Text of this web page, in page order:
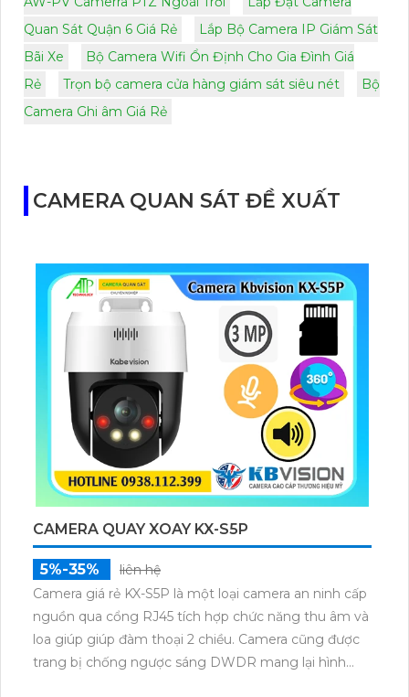
Quan Sát Quận 6 Giá Rẻ
Lắp Bộ Camera IP Giám Sát
Bãi Xe
Bộ Camera Wifi Ổn Định Cho Gia Đình Giá
Rẻ
Trọn bộ camera cửa hàng giám sát siêu nét
Bộ
Camera Ghi âm Giá Rẻ
CAMERA QUAN SÁT ĐỀ XUẤT
CAMERA QUAY XOAY KX-S5P
5%-35%
liên hệ
Camera giá rẻ KX-S5P là một loại camera an ninh cấp
nguồn qua cổng RJ45 tích hợp chức năng thu âm và
loa giúp giúp đàm thoại 2 chiều. Camera cũng được
trang bị chống ngược sáng DWDR mang lại hình